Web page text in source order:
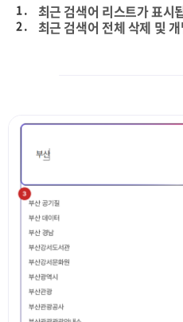
1 . 최근 검색어 리스트가 표시
2 . 최근 검색어 전체 삭제 및